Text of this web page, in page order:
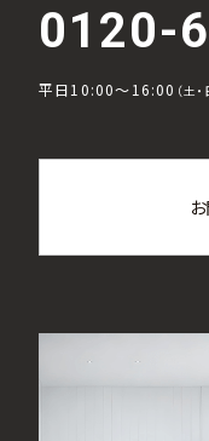
0120-
平日10:00～16:00 （土